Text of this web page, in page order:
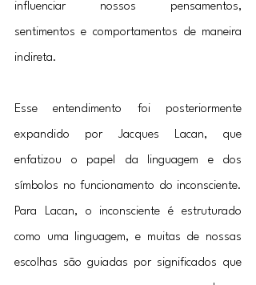
influenciar nossos pensamentos,
sentimentos e comportamentos de maneira
indireta.
Esse entendimento foi posteriormente
expandido por Jacques Lacan, que
enfatizou o papel da linguagem e dos
símbolos no funcionamento do inconsciente.
Para Lacan, o inconsciente é estruturado
como uma linguagem, e muitas de nossas
escolhas são guiadas por significados que